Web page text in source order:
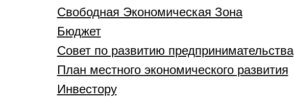
Свободная Экономическая Зона
Бюджет
Совет по развитию предпринимательства
План местного экономического развития
Инвестору